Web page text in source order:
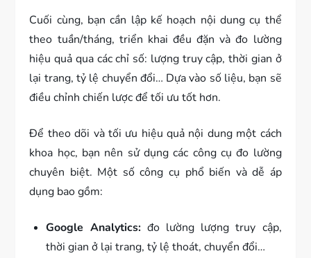
Cuối cùng, bạn cần lập kế hoạch nội dung cụ thể
theo tuần/tháng, triển khai đều đặn và đo lường
hiệu quả qua các chỉ số: lượng truy cập, thời gian ở
lại trang, tỷ lệ chuyển đổi… Dựa vào số liệu, bạn sẽ
điều chỉnh chiến lược để tối ưu tốt hơn.
Để theo dõi và tối ưu hiệu quả nội dung một cách
khoa học, bạn nên sử dụng các công cụ đo lường
chuyên biệt. Một số công cụ phổ biến và dễ áp
dụng bao gồm:
Google Analytics:đo lường lượng truy cập,
thời gian ở lại trang, tỷ lệ thoát, chuyển đổi…